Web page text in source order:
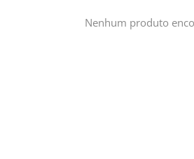
Nenhum produto